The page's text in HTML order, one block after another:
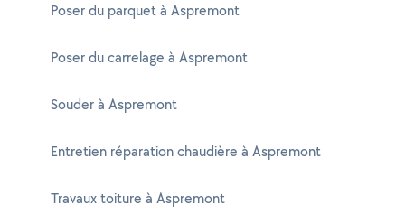
Poser du parquet à Aspremont
Poser du carrelage à Aspremont
Souder à Aspremont
Entretien réparation chaudière à Aspremont
Travaux toiture à Aspremont